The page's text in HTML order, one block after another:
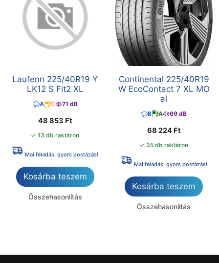
Laufenn 225/40R19 Y
LK12 S Fit2 XL
A C 71 dB
48 853 Ft
✓ 13 db raktáron
Mai feladás, gyors postázás!
Kosárba teszem
Összehasonlítás
Continental 225/40R19
W EcoContact 7 XL MO
al
B A 69 dB
68 224 Ft
✓ 35 db raktáron
Mai feladás, gyors postázás!
Kosárba teszem
Összehasonlítás